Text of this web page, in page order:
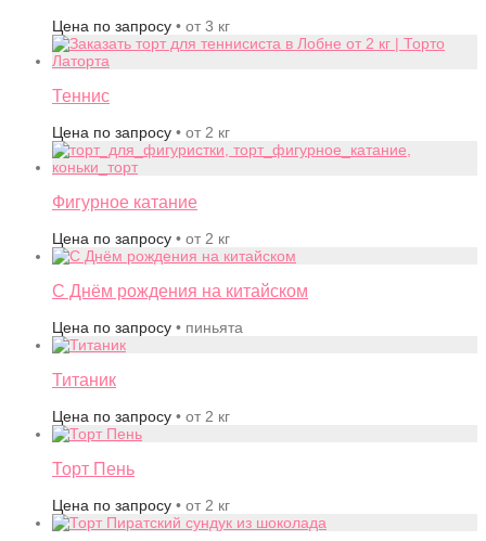
Цена по запросу • от 3 кг
Теннис
Цена по запросу • от 2 кг
Фигурное катание
Цена по запросу • от 2 кг
С Днём рождения на китайском
Цена по запросу • пиньята
Титаник
Цена по запросу • от 2 кг
Торт Пень
Цена по запросу • от 2 кг